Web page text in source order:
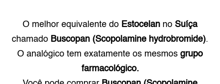
O melhor equivalente do Estocelan no Suíça
chamado Buscopan (Scopolamine hydrobromide).
O analógico tem exatamente os mesmos grupo
farmacológico.